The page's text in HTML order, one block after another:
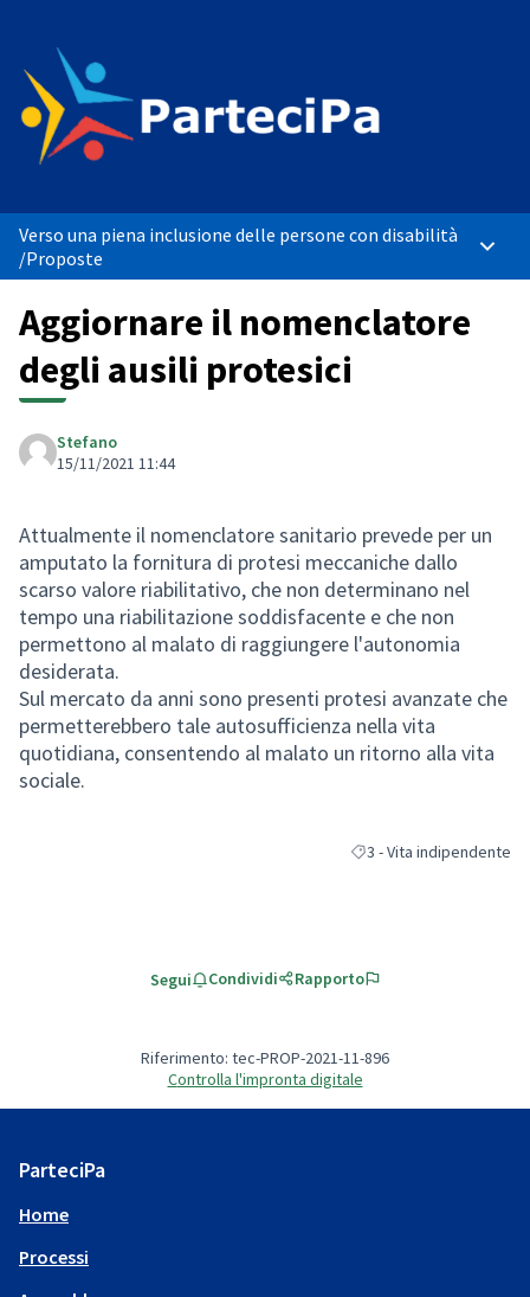
Verso una piena inclusione delle persone con disabilità
/Proposte
Aggiornare il nomenclatore
degli ausili protesici
Stefano
15/11/2021 11:44
Attualmente il nomenclatore sanitario prevede per un
amputato la fornitura di protesi meccaniche dallo
scarso valore riabilitativo, che non determinano nel
tempo una riabilitazione soddisfacente e che non
permettono al malato di raggiungere l'autonomia
desiderata.
Sul mercato da anni sono presenti protesi avanzate che
permetterebbero tale autosufficienza nella vita
quotidiana, consentendo al malato un ritorno alla vita
sociale.
Filtra i risultati per
3 - Vita indipendente
Segui Condividi Rapporto
Riferimento: tec-PROP-2021-11-896
Controlla l'impronta digitale
ParteciPa
Home
Processi